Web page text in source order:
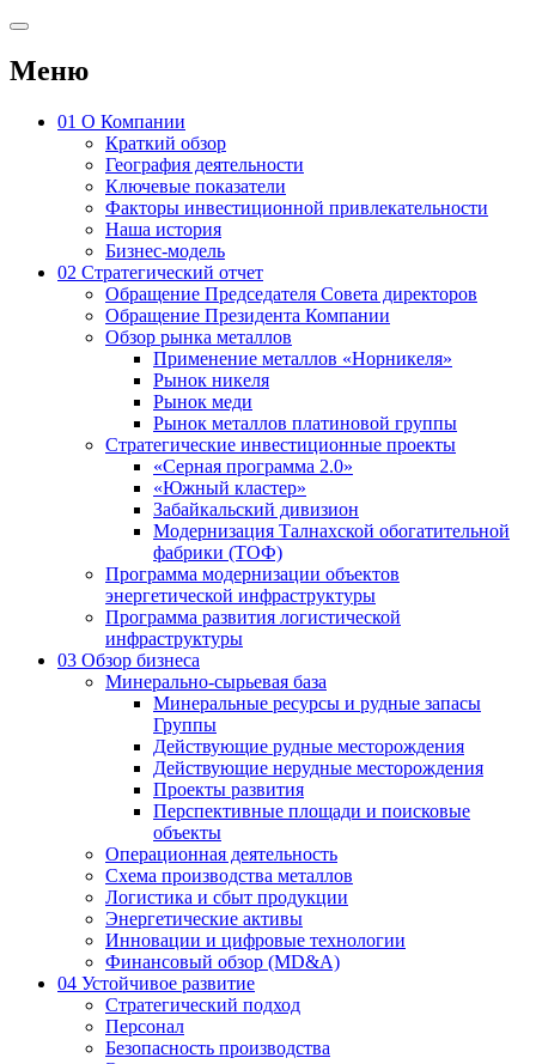
Меню
01 О Компании
Краткий обзор
География деятельности
Ключевые показатели
Факторы инвестиционной привлекательности
Наша история
Бизнес-модель
02 Стратегический отчет
Обращение Председателя Совета директоров
Обращение Президента Компании
Обзор рынка металлов
Применение металлов «Норникеля»
Рынок никеля
Рынок меди
Рынок металлов платиновой группы
Стратегические инвестиционные проекты
«Серная программа 2.0»
«Южный кластер»
Забайкальский дивизион
Модернизация Талнахской обогатительной
фабрики (ТОФ)
Программа модернизации объектов
энергетической инфраструктуры
Программа развития логистической
инфраструктуры
03 Обзор бизнеса
Минерально-сырьевая база
Минеральные ресурсы и рудные запасы
Группы
Действующие рудные месторождения
Действующие нерудные месторождения
Проекты развития
Перспективные площади и поисковые
объекты
Операционная деятельность
Схема производства металлов
Логистика и сбыт продукции
Энергетические активы
Инновации и цифровые технологии
Финансовый обзор (MD&A)
04 Устойчивое развитие
Стратегический подход
Персонал
Безопасность производства